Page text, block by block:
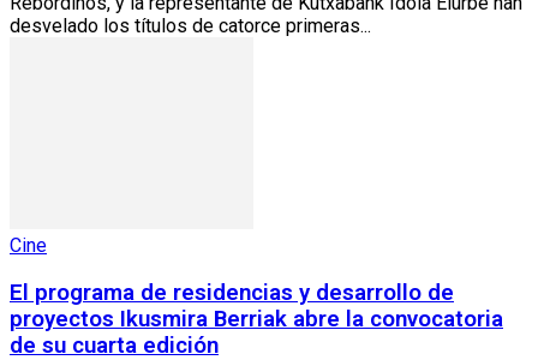
desvelado los títulos de catorce primeras...
Cine
El programa de residencias y desarrollo de
proyectos Ikusmira Berriak abre la convocatoria
de su cuarta edición